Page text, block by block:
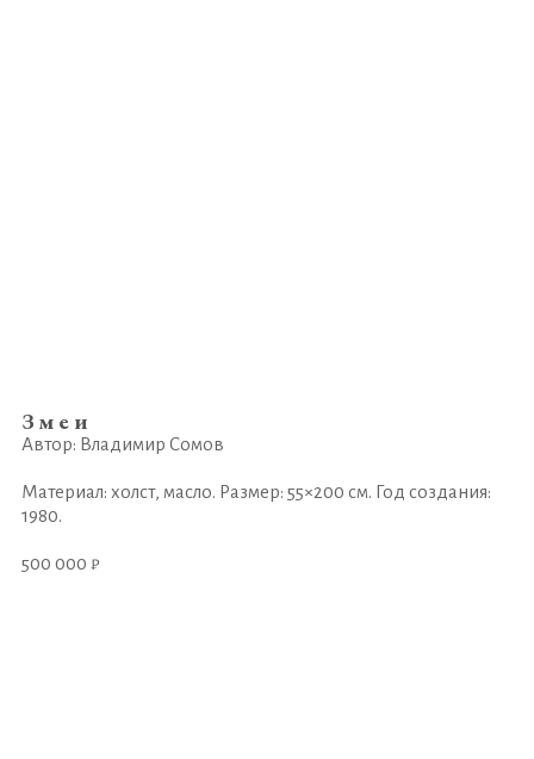
Змеи
Автор: Владимир Сомов
Материал: холст, масло. Размер: 55×200 см. Год создания:
1980.
500 000 ₽